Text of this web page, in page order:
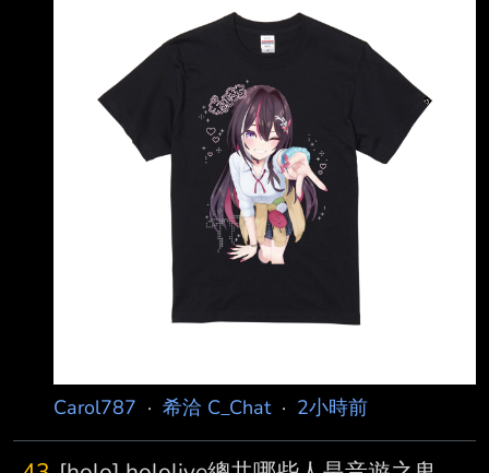
https://i.urusai.cc/3rl12.png
https://i.urusai.cc/PzGjK.jpg
https://i.urusai.cc/yC6gk.jpg
https://i.urusai.cc/Mncfj.jpg 你齁突然變得很會賺
錢 是董事會議時被提醒了嗎 還是有換營運高
Carol787 · 希洽 C_Chat· 2小時前